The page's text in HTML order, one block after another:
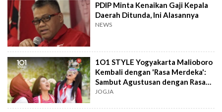
PDIP Minta Kenaikan Gaji Kepala
Daerah Ditunda, Ini Alasannya
NEWS
1O1 STYLE Yogyakarta Malioboro
Kembali dengan 'Rasa Merdeka':
Sambut Agustusan dengan Rasa
dan Tawa
JOGJA